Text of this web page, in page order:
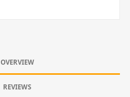
OVERVIEW
REVIEWS